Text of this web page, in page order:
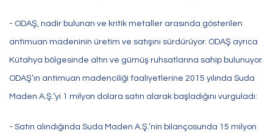
- ODAŞ, nadir bulunan ve kritik metaller arasında gösterilen
antimuan madeninin üretim ve satışını sürdürüyor. ODAŞ ayrıca
Kütahya bölgesinde altın ve gümüş ruhsatlarına sahip bulunuyor.
ODAŞ’ın antimuan madenciliği faaliyetlerine 2015 yılında Suda
Maden A.Ş.’yi 1 milyon dolara satın alarak başladığını vurguladı:
- Satın alındığında Suda Maden A.Ş.’nin bilançosunda 15 milyon